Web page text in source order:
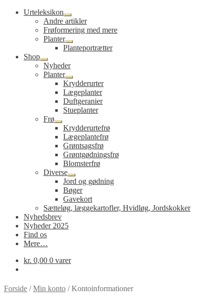
Urteleksikon
Udfold
undermenu
Andre artikler
Frøformering med mere
Planter
Udfold
undermenu
Planteportrætter
Shop
Udfold
undermenu
Nyheder
Planter
Udfold
undermenu
Krydderurter
Lægeplanter
Duftgeranier
Stueplanter
Frø
Udfold
undermenu
Krydderurtefrø
Lægeplantefrø
Grøntsagsfrø
Grøntgødningsfrø
Blomsterfrø
Diverse
Udfold
undermenu
Jord og gødning
Bøger
Gavekort
Sætteløg, læggekartofler, Hvidløg, Jordskokker
Nyhedsbrev
Nyheder 2025
Find os
Mere…
kr. 0,00 0 varer
Forside /Min konto /Kontoinformationer